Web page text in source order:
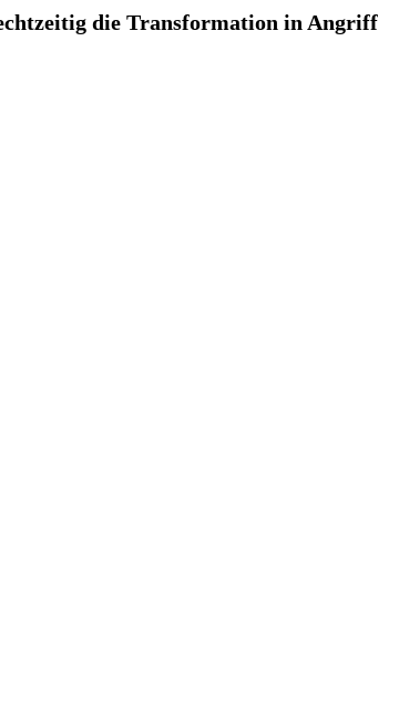
die Transformation in Angriff